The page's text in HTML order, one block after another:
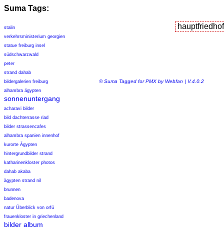
Suma Tags:
stalin
verkehrsministerium georgien
statue freiburg insel
südschwarzwald
peter
strand dahab
bildergalerien freiburg
alhambra ägypten
sonnenuntergang
acharavi bilder
bild dachterrasse riad
bilder strassencafes
alhambra spanien innenhof
kurorte Ägypten
hintergrundbilder strand
katharinenkloster photos
dahab akaba
ägypten strand nil
brunnen
badenova
natur Überblick von orfü
frauenkloster in griechenland
bilder album
© Suma Tagged for PMX by Webfan | V.4.0.2